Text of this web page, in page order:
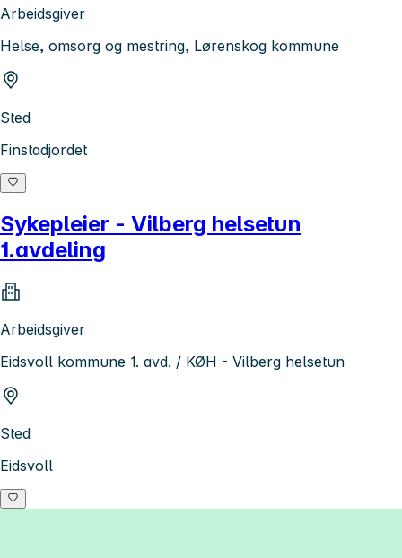
Arbeidsgiver
Helse, omsorg og mestring, Lørenskog kommune
Sted
Finstadjordet
Sykepleier - Vilberg helsetun
1.avdeling
Arbeidsgiver
Eidsvoll kommune 1. avd. / KØH - Vilberg helsetun
Sted
Eidsvoll